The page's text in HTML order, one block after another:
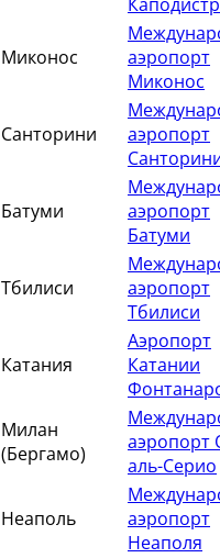
Миконос
аэропорт
Миконос
Санторини
аэропорт
Батуми
аэропорт
Батуми
Тбилиси
аэропорт
Тбилиси
Катания
Аэропорт
Катании
Милан
(Бергамо)
аэропорт
аль-Серио
Неаполь
аэропорт
Неаполя